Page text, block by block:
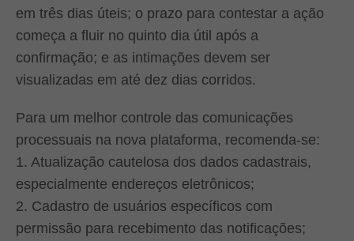
em três dias úteis; o prazo para contestar a ação
começa a fluir no quinto dia útil após a
confirmação; e as intimações devem ser
visualizadas em até dez dias corridos.
Para um melhor controle das comunicações
processuais na nova plataforma, recomenda-se:
1. Atualização cautelosa dos dados cadastrais,
especialmente endereços eletrônicos;
2. Cadastro de usuários específicos com
permissão para recebimento das notificações;